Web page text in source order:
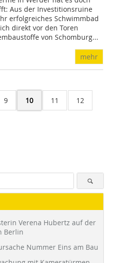
Aus der Investitionsruine
erfolgreiches Schwimmbad
direkt vor den Toren
von Schomburg...
mehr
9 10 11 12
Verena Hubertz auf der
Berlin
Nummer Eins am Bau